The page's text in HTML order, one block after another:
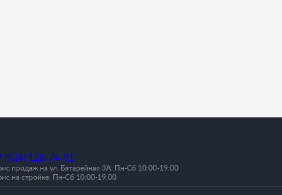
(924) 128-74-81
продаж на ул. Батарейная 3А: Пн-Cб 10:00-19:00
на стройке: Пн-Сб 10:00-19:00